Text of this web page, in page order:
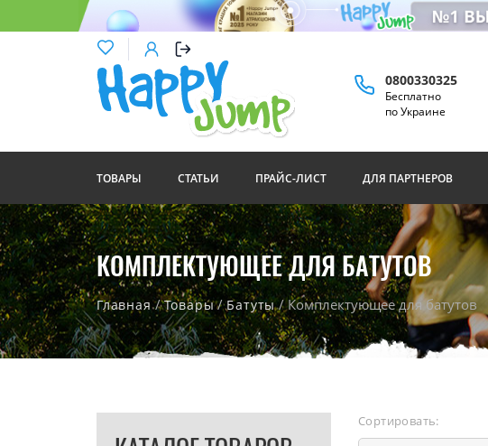
0800330325
Бесплатно
по Украине
ТОВАРЫ СТАТЬИ ПРАЙС-ЛИСТ ДЛЯ ПАРТНЕРОВ
КОМПЛЕКТУЮЩЕЕ ДЛЯ БАТУТОВ
Главная/Товары/Батуты/ Комплектующее для батутов
Сортировать: